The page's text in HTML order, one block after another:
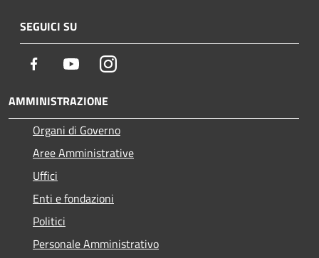
SEGUICI SU
Facebook YoutubeInstagram
AMMINISTRAZIONE
Organi di Governo
Aree Amministrative
Uffici
Enti e fondazioni
Politici
Personale Amministrativo